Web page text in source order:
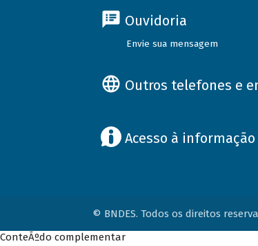
Ouvidoria
Envie sua mensagem
Outros telefones e
Acesso à informação
© BNDES. Todos os direitos
ConteÃºdo complementar